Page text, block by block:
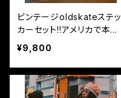
ビンテージoldskateステッ
カーセット!!アメリカで本人
からの戦利品達セット
¥9,800